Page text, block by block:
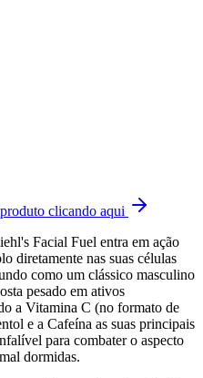
clicando aqui
Facial Fuel entra em ação
diretamente nas suas células
como um clássico masculino
pesado em ativos
a Vitamina C (no formato de
e a Cafeína as suas principais
para combater o aspecto
dormidas.